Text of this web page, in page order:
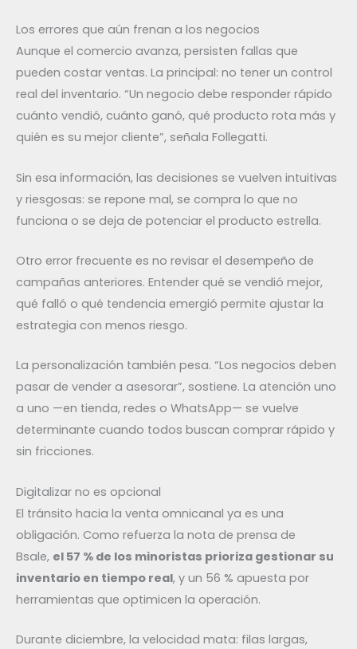
Los errores que aún frenan a los negocios
Aunque el comercio avanza, persisten fallas que
pueden costar ventas. La principal: no tener un control
real del inventario. “Un negocio debe responder rápido
cuánto vendió, cuánto ganó, qué producto rota más y
quién es su mejor cliente”, señala Follegatti.
Sin esa información, las decisiones se vuelven intuitivas
y riesgosas: se repone mal, se compra lo que no
funciona o se deja de potenciar el producto estrella.
Otro error frecuente es no revisar el desempeño de
campañas anteriores. Entender qué se vendió mejor,
qué falló o qué tendencia emergió permite ajustar la
estrategia con menos riesgo.
La personalización también pesa. “Los negocios deben
pasar de vender a asesorar”, sostiene. La atención uno
a uno —en tienda, redes o WhatsApp— se vuelve
determinante cuando todos buscan comprar rápido y
sin fricciones.
Digitalizar no es opcional
El tránsito hacia la venta omnicanal ya es una
obligación. Como refuerza la nota de prensa de
Bsale, el 57 % de los minoristas prioriza gestionar su
inventario en tiempo real, y un 56 % apuesta por
herramientas que optimicen la operación.
Durante diciembre, la velocidad mata: filas largas,